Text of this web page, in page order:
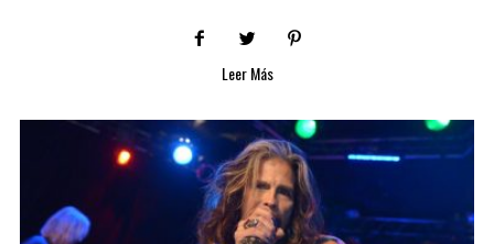
Leer Más